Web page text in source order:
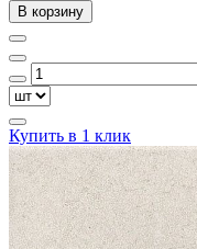
В корзину
Купить в 1 клик